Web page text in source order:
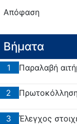
Απόφαση
Βήματα
1 Παραλαβή
2
3 Έλεγχος